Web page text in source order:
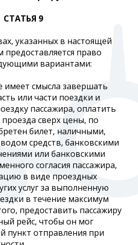
СТАТЬЯ 9
указанных в настоящей
предоставляется право
вариантами:
имеет смысла завершать
или части поездки и
пассажира, оплатить
сверх цены, по
билет, наличными,
средств, банковскими
или банковскими
согласия пассажира,
в виде проездных
услуг за выполненную
в течение максимум
предоставить пассажиру
рейс, чтобы он мог
пункт отправления при